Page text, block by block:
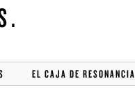
EL CAJA DE RESONANCIA